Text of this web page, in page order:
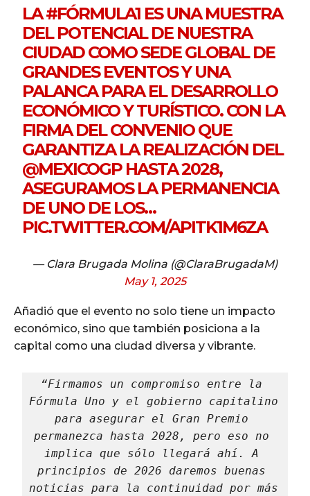
LA#FÓRMULA1 ES UNA MUESTRA
DEL POTENCIAL DE NUESTRA
CIUDAD COMO SEDE GLOBAL DE
GRANDES EVENTOS Y UNA
PALANCA PARA EL DESARROLLO
ECONÓMICO Y TURÍSTICO. CON LA
FIRMA DEL CONVENIO QUE
GARANTIZA LA REALIZACIÓN DEL
@MEXICOGPHASTA 2028,
ASEGURAMOS LA PERMANENCIA
DE UNO DE LOS…
PIC.TWITTER.COM/APITK1M6ZA
— Clara Brugada Molina (@ClaraBrugadaM)
May 1, 2025
Añadió que el evento no solo tiene un impacto
económico, sino que también posiciona a la
capital como una ciudad diversa y vibrante.
“Firmamos un compromiso entre la
Fórmula Uno y el gobierno capitalino
para asegurar el Gran Premio
permanezca hasta 2028, pero eso no
implica que sólo llegará ahí. A
principios de 2026 daremos buenas
noticias para la continuidad por más